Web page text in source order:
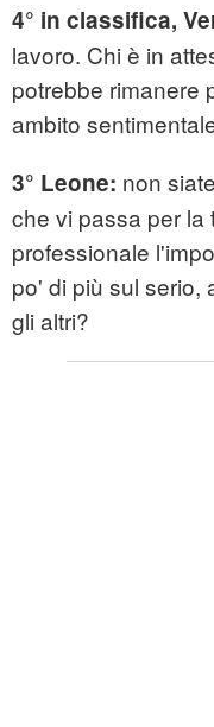
4° in classifica,
lavoro. Chi è in
potrebbe rimanere
ambito
3° Leone: non
che vi passa per la
professionale
po' di più sul serio,
gli altri?